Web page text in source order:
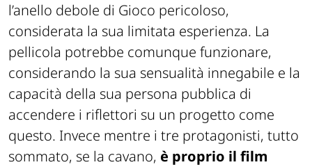
l’anello debole di Gioco pericoloso,
considerata la sua limitata esperienza. La
pellicola potrebbe comunque funzionare,
considerando la sua sensualità innegabile e la
capacità della sua persona pubblica di
accendere i riflettori su un progetto come
questo. Invece mentre i tre protagonisti, tutto
sommato, se la cavano, è proprio il film